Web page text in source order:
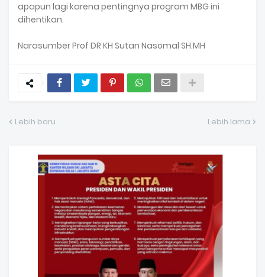
apapun lagi karena pentingnya program MBG ini
dihentikan.
Narasumber Prof DR KH Sutan Nasomal SH.MH
Lebih baru Lebih lama